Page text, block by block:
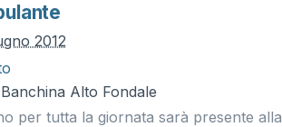
2012
Alto Fondale
per tutta la giornata sarà presente alla